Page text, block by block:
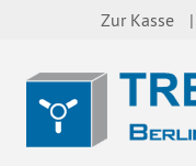
Zur Kasse